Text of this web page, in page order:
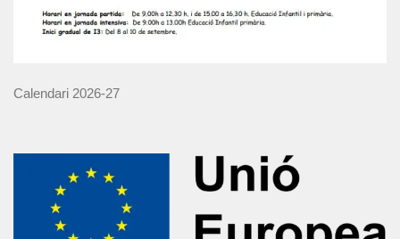
Calendari 2026-27